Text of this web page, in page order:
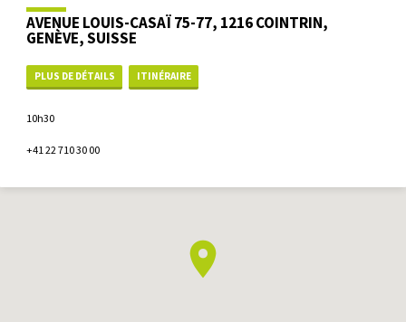
AVENUE LOUIS-CASAÏ 75-77, 1216 COINTRIN,
GENÈVE, SUISSE
PLUS DE DÉTAILS ITINÉRAIRE
10h30
+41 22 710 30 00